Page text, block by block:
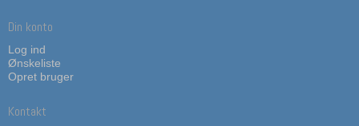
Din konto
Log ind
Ønskeliste
Opret bruger
Kontakt